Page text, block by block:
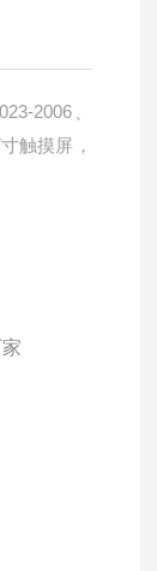
2006、
触摸屏，